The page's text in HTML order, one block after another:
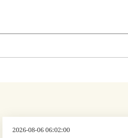
2026-08-06 06:02:00